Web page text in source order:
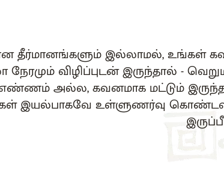
தீர்மானங்களும் இல்லாமல், உங்கள்
நேரமும் விழிப்புடன் இருந்தால் -
அல்ல, கவனமாக மட்டும்
இயல்பாகவே உள்ளுணர்வு